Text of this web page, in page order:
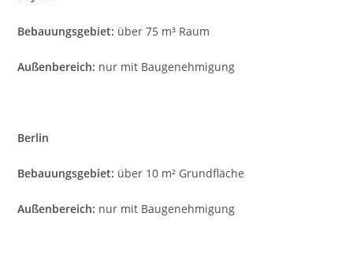
Bebauungsgebiet: über 75 m³ Raum
Außenbereich: nur mit Baugenehmigung
Berlin
Bebauungsgebiet: über 10 m² Grundfläche
Außenbereich: nur mit Baugenehmigung